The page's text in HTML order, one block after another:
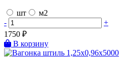
шт
м2
-
+
1750 ₽
В корзину